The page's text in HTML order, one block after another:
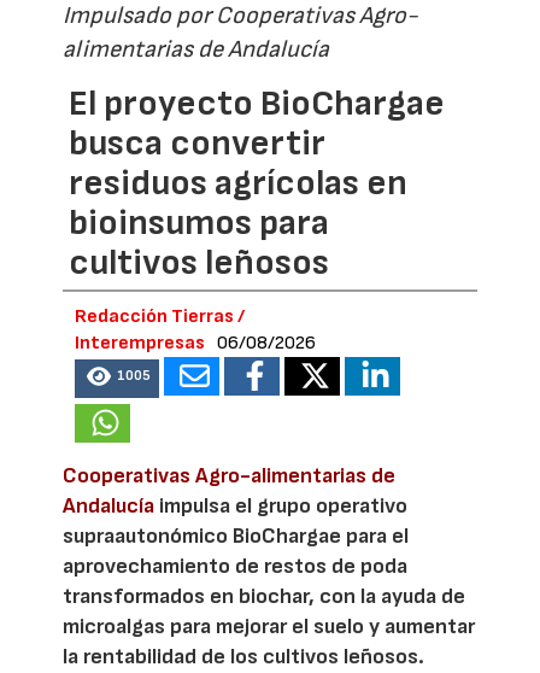
Impulsado por Cooperativas Agro-
alimentarias de Andalucía
El proyecto BioChargae
busca convertir
residuos agrícolas en
bioinsumos para
cultivos leñosos
Redacción Tierras /
Interempresas
06/08/2026
1005
Cooperativas Agro-alimentarias de
Andalucía impulsa el grupo operativo
supraautonómico BioChargae para el
aprovechamiento de restos de poda
transformados en biochar, con la ayuda de
microalgas para mejorar el suelo y aumentar
la rentabilidad de los cultivos leñosos.